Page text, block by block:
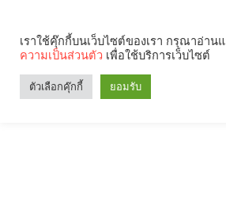
เราใช้คุ๊กกี้บนเว็บไซต์ของเรา กรุณาอ่าน
ความเป็นส่วนตัว เพื่อใช้บริการเว็บไซต์
ตัวเลือกคุ๊กกี้ ยอมรับ